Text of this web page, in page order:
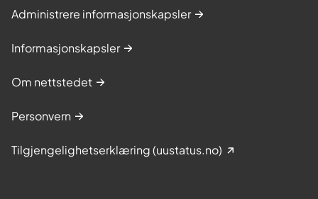
Administrere informasjonskapsler
Informasjonskapsler
Om nettstedet
Personvern
Tilgjengelighetserklæring (uustatus.no)